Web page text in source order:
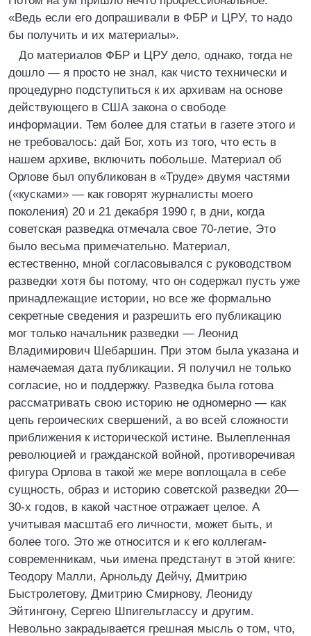
«Ведь если его допрашивали в ФБР и ЦРУ, то надо
бы получить и их материалы».
До материалов ФБР и ЦРУ дело, однако, тогда не
дошло — я просто не знал, как чисто технически и
процедурно подступиться к их архивам на основе
действующего в США закона о свободе
информации. Тем более для статьи в газете этого и
не требовалось: дай Бог, хоть из того, что есть в
нашем архиве, включить побольше. Материал об
Орлове был опубликован в «Труде» двумя частями
(«кусками» — как говорят журналисты моего
поколения) 20 и 21 декабря 1990 г, в дни, когда
советская разведка отмечала свое 70-летие, Это
было весьма примечательно. Материал,
естественно, мной согласовывался с руководством
разведки хотя бы потому, что он содержал пусть уже
принадлежащие истории, но все же формально
секретные сведения и разрешить его публикацию
мог только начальник разведки — Леонид
Владимирович Шебаршин. При этом была указана и
намечаемая дата публикации. Я получил не только
согласие, но и поддержку. Разведка была готова
рассматривать свою историю не одномерно — как
цепь героических свершений, а во всей сложности
приближения к исторической истине. Вылепленная
революцией и гражданской войной, противоречивая
фигура Орлова в такой же мере воплощала в себе
сущность, образ и историю советской разведки 20—
30-х годов, в какой частное отражает целое. А
учитывая масштаб его личности, может быть, и
более того. Это же относится и к его коллегам-
современникам, чьи имена предстанут в этой книге:
Теодору Малли, Арнольду Дейчу, Дмитрию
Быстролетову, Дмитрию Смирнову, Леониду
Эйтингону, Сергею Шпигельглассу и другим.
Невольно закрадывается грешная мысль о том, что,